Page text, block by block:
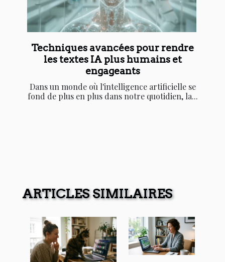
Techniques avancées pour rendre
les textes IA plus humains et
engageants
Dans un monde où l'intelligence artificielle se
fond de plus en plus dans notre quotidien, la...
ARTICLES SIMILAIRES